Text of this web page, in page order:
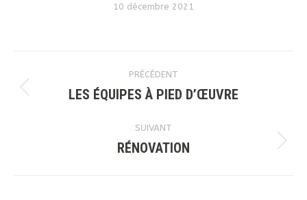
10 décembre 2021
article
PRÉCÉDENT
Article
:
LES ÉQUIPES À PIED D’ŒUVRE
SUIVANT
Article
RÉNOVATION